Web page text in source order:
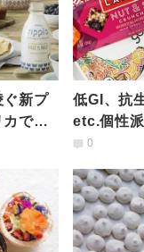
ぐ新プ
カで広
ン」
低GI、抗
etc.個性
リカ発「
0